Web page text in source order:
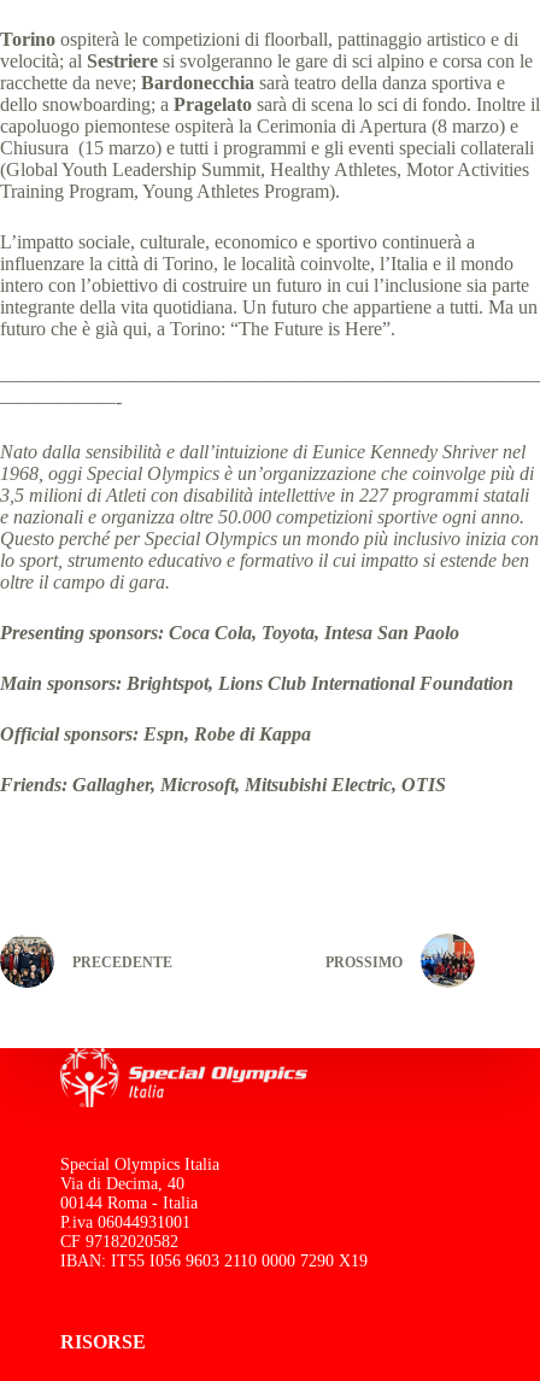
Torino ospiterà le competizioni di floorball, pattinaggio artistico e di
velocità; al Sestriere si svolgeranno le gare di sci alpino e corsa con le
racchette da neve; Bardonecchia sarà teatro della danza sportiva e
dello snowboarding; a Pragelato sarà di scena lo sci di fondo. Inoltre il
capoluogo piemontese ospiterà la Cerimonia di Apertura (8 marzo) e
Chiusura (15 marzo) e tutti i programmi e gli eventi speciali collaterali
(Global Youth Leadership Summit, Healthy Athletes, Motor Activities
Training Program, Young Athletes Program).
L’impatto sociale, culturale, economico e sportivo continuerà a
influenzare la città di Torino, le località coinvolte, l’Italia e il mondo
intero con l’obiettivo di costruire un futuro in cui l’inclusione sia parte
integrante della vita quotidiana. Un futuro che appartiene a tutti. Ma un
futuro che è già qui, a Torino: “The Future is Here”.
————————————————————————————
——————-
Nato dalla sensibilità e dall’intuizione di Eunice Kennedy Shriver nel
1968, oggi Special Olympics è un’organizzazione che coinvolge più di
3,5 milioni di Atleti con disabilità intellettive in 227 programmi statali
e nazionali e organizza oltre 50.000 competizioni sportive ogni anno.
Questo perché per Special Olympics un mondo più inclusivo inizia con
lo sport, strumento educativo e formativo il cui impatto si estende ben
oltre il campo di gara.
Presenting sponsors: Coca Cola, Toyota, Intesa San Paolo
Main sponsors: Brightspot, Lions Club International Foundation
Official sponsors: Espn, Robe di Kappa
Friends: Gallagher, Microsoft, Mitsubishi Electric, OTIS
PRECEDENTE PROSSIMO
Special Olympics Italia
Via di Decima, 40
00144 Roma - Italia
P.iva 06044931001
CF 97182020582
IBAN: IT55 I056 9603 2110 0000 7290 X19
RISORSE